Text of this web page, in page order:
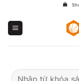
kiếm: